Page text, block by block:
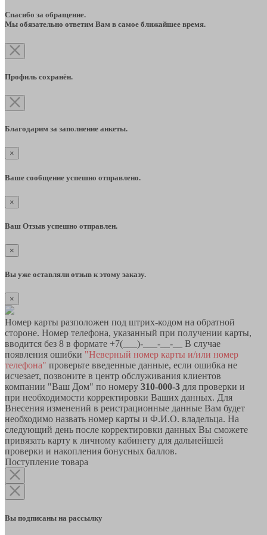
Спасибо за обращение.
Мы обязательно ответим Вам в самое ближайшее время.
Профиль сохранён.
Благодарим за заполнение анкеты.
×
Ваше сообщение успешно отправлено.
×
Ваш Отзыв успешно отправлен.
×
Вы уже оставляли отзыв к этому заказу.
×
Номер карты разположен под штрих-кодом на обратной
стороне. Номер телефона, указанный при получении карты,
вводится без 8 в формате +7(___)-___-__-__ В случае
появления ошибки "Неверный номер карты и/или номер
телефона" проверьте введенные данные, если ошибка не
исчезает, позвоните в центр обслуживания клиентов
компании "Ваш Дом" по номеру 310-000-3 для проверки и
при необходимости корректировки Ваших данных. Для
Внесения изменений в реистрационные данные Вам будет
необходимо назвать номер карты и Ф.И.О. владельца. На
следующий день после корректировки данных Вы сможете
привязать карту к личному кабинету для дальнейшей
проверки и накопления бонусных баллов.
Поступление товара
Вы подписаны на рассылку